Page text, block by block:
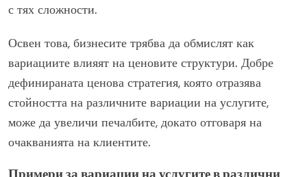
с тях сложности.
Освен това, бизнесите трябва да обмислят как
вариациите влияят на ценовите структури. Добре
дефинираната ценова стратегия, която отразява
стойността на различните вариации на услугите,
може да увеличи печалбите, докато отговаря на
очакванията на клиентите.